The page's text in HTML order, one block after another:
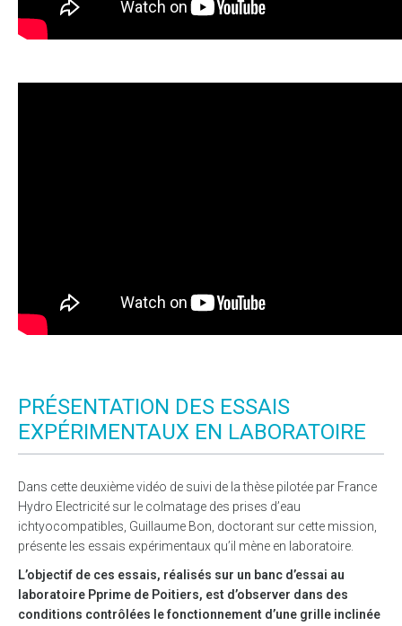
PRÉSENTATION DES ESSAIS
EXPÉRIMENTAUX EN LABORATOIRE
Dans cette deuxième vidéo de suivi de la thèse pilotée par France
Hydro Electricité sur le colmatage des prises d’eau
ichtyocompatibles, Guillaume Bon, doctorant sur cette mission,
présente les essais expérimentaux qu’il mène en laboratoire.
L’objectif de ces essais, réalisés sur un banc d’essai au
laboratoire Pprime de Poitiers, est d’observer dans des
conditions contrôlées le fonctionnement d’une grille inclinée